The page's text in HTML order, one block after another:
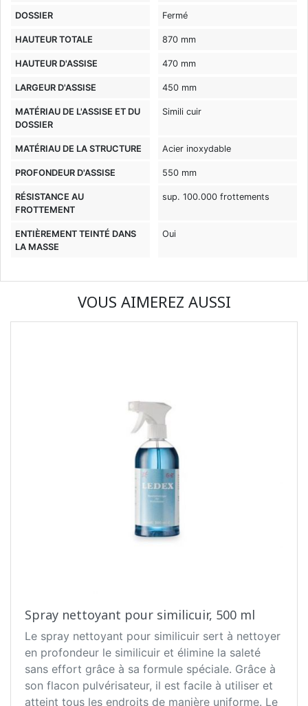
DOSSIER Fermé
HAUTEUR TOTALE 870 mm
HAUTEUR D'ASSISE 470 mm
LARGEUR D'ASSISE 450 mm
MATÉRIAU DE L'ASSISE ET DU
DOSSIER
Simili cuir
MATÉRIAU DE LA STRUCTURE Acier inoxydable
PROFONDEUR D'ASSISE 550 mm
RÉSISTANCE AU
FROTTEMENT
sup. 100.000 frottements
ENTIÈREMENT TEINTÉ DANS
LA MASSE
Oui
VOUS AIMEREZ AUSSI
Spray nettoyant pour similicuir, 500 ml
Le spray nettoyant pour similicuir sert à nettoyer
en profondeur le similicuir et élimine la saleté
sans effort grâce à sa formule spéciale. Grâce à
son flacon pulvérisateur, il est facile à utiliser et
atteint tous les endroits de manière uniforme. Le